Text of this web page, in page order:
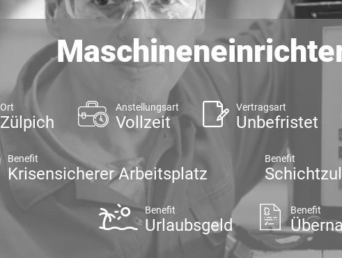
Ort
Zülpich
Anstellungsart
Vollzeit
Vertragsart
Unbefristet
Benefit
Krisensicherer Arbeitsplatz
Benefit
Benefit
Urlaubsgeld
Benefit